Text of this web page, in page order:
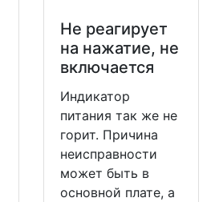
Не реагирует
на нажатие, не
включается
Индикатор
питания так же не
горит. Причина
неисправности
может быть в
основной плате, а